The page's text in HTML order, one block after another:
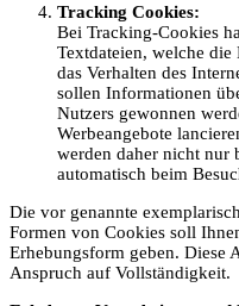
Tracking Cookies:
Bei Tracking-Cookies
Textdateien, welche
das Verhalten des
sollen Informationen
Nutzers gewonnen
Werbeangebote
werden daher nicht nur
automatisch beim
Die vor genannte
Formen von Cookies soll
Erhebungsform geben. Diese
Anspruch auf Vollständigkeit.